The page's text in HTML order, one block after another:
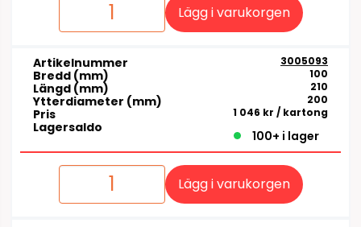
Lägg i varukorgen
Artikelnummer 3005093
Bredd (mm) 100
Längd (mm) 210
Ytterdiameter (mm) 200
Pris 1 046 kr / kartong
Lagersaldo
100+ i lager
Lägg i varukorgen